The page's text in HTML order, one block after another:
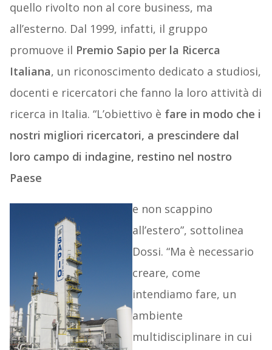
quello rivolto non al core business, ma
all’esterno. Dal 1999, infatti, il gruppo
promuove il Premio Sapio per la Ricerca
Italiana, un riconoscimento dedicato a studiosi,
docenti e ricercatori che fanno la loro attività di
ricerca in Italia. “L’obiettivo è fare in modo che i
nostri migliori ricercatori, a prescindere dal
loro campo di indagine, restino nel nostro
Paese
e non scappino
all’estero”, sottolinea
Dossi. “Ma è necessario
creare, come
intendiamo fare, un
ambiente
multidisciplinare in cui